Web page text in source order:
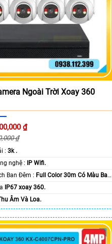
Ngoài Trời Xoay 360
₫
₫
:3k .
🏆 Tích hợp công nghệ :
IP Wifi.
🌛 Khoảng Cách Ban Đêm : Full Color 30m Có Màu Ban
IP67 xoay 360.
Âm Và Loa.